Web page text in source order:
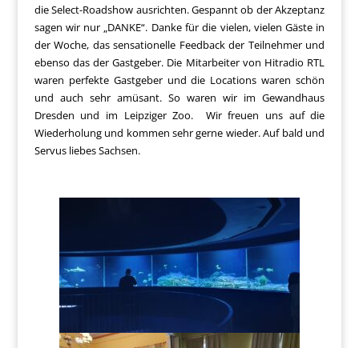
die Select-Roadshow ausrichten. Gespannt ob der Akzeptanz
sagen wir nur „DANKE“. Danke für die vielen, vielen Gäste in
der Woche, das sensationelle Feedback der Teilnehmer und
ebenso das der Gastgeber. Die Mitarbeiter von Hitradio RTL
waren perfekte Gastgeber und die Locations waren schön
und auch sehr amüsant. So waren wir im Gewandhaus
Dresden und im Leipziger Zoo. Wir freuen uns auf die
Wiederholung und kommen sehr gerne wieder. Auf bald und
Servus liebes Sachsen.